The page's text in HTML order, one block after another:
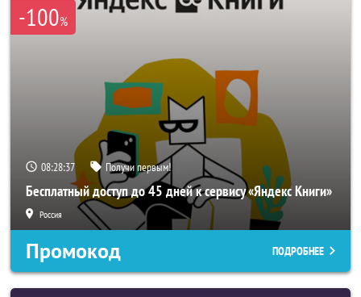
-100%
08:28:36 Получи первым!
Бесплатный доступ до 45 дней к сервису «Яндекс Книги»
Россия
Промокод ПОДРОБНЕЕ